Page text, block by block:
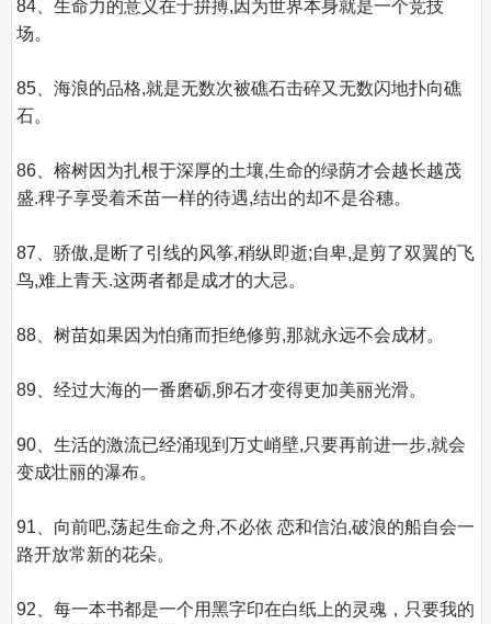
84、生命力的意义在于拚搏,因为世界本身就是一个竞技
场。
85、海浪的品格,就是无数次被礁石击碎又无数闪地扑向礁
石。
86、榕树因为扎根于深厚的土壤,生命的绿荫才会越长越茂
盛.稗子享受着禾苗一样的待遇,结出的却不是谷穗。
87、骄傲,是断了引线的风筝,稍纵即逝;自卑,是剪了双翼的飞
鸟,难上青天.这两者都是成才的大忌。
88、树苗如果因为怕痛而拒绝修剪,那就永远不会成材。
89、经过大海的一番磨砺,卵石才变得更加美丽光滑。
90、生活的激流已经涌现到万丈峭壁,只要再前进一步,就会
变成壮丽的瀑布。
91、向前吧,荡起生命之舟,不必依 恋和信泊,破浪的船自会一
路开放常新的花朵。
92、每一本书都是一个用黑字印在白纸上的灵魂，只要我的